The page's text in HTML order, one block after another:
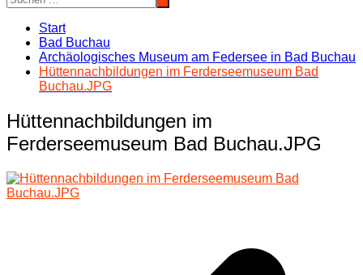
Start
Bad Buchau
Archäologisches Museum am Federsee in Bad Buchau
Hüttennachbildungen im Ferderseemuseum Bad
Buchau.JPG
Hüttennachbildungen im
Ferderseemuseum Bad Buchau.JPG